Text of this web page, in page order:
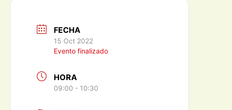
FECHA
15 Oct 2022
Evento finalizado
HORA
09:00 - 10:30